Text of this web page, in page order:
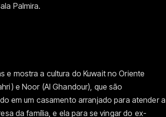
Palmira.
e mostra a cultura do Kuwait no Oriente
e Noor (Al Ghandour), que são
em um casamento arranjado para atender a
da família, e ela para se vingar do ex-